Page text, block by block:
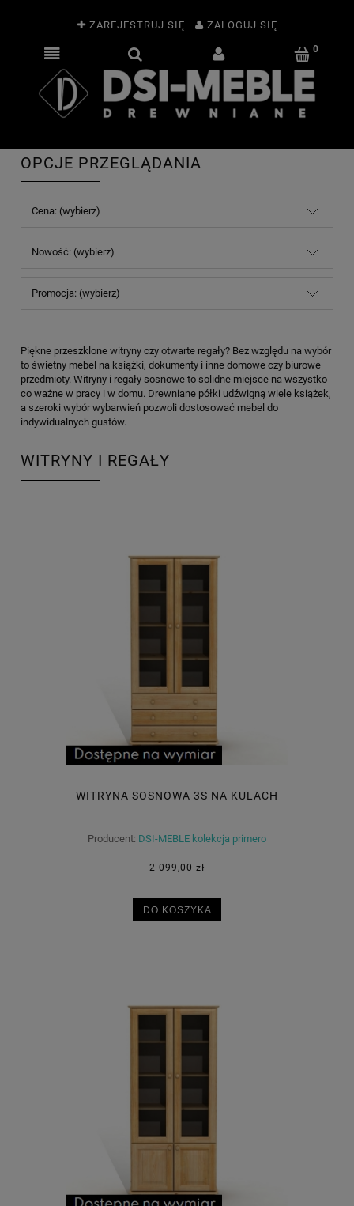
ZAREJESTRUJ SIĘ ZALOGUJ SIĘ
OPCJE PRZEGLĄDANIA
Cena: (wybierz)
Nowość: (wybierz)
Promocja: (wybierz)
Piękne przeszklone witryny czy otwarte regały? Bez względu na wybór
to świetny mebel na książki, dokumenty i inne domowe czy biurowe
przedmioty. Witryny i regały sosnowe to solidne miejsce na wszystko
co ważne w pracy i w domu. Drewniane półki udźwigną wiele książek,
a szeroki wybór wybarwień pozwoli dostosować mebel do
indywidualnych gustów.
WITRYNY I REGAŁY
WITRYNA SOSNOWA 3S NA KULACH
Producent: DSI-MEBLE kolekcja primero
2 099,00 zł
DO KOSZYKA